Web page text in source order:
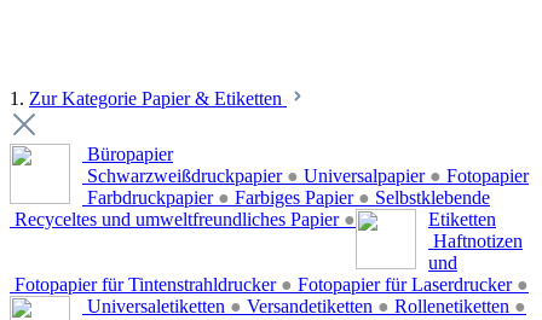
1. Zur Kategorie Papier & Etiketten
Büropapier
Schwarzweißdruckpapier ● Universalpapier ●
Farbdruckpapier ● Farbiges Papier ●
Recyceltes und umweltfreundliches Papier ●
Fotopapier
Fotopapier für Tintenstrahldrucker ● Fotopapier für Laserdrucker ●
Selbstklebende
Etiketten
Universaletiketten ● Versandetiketten ● Rollenetiketten ●
Haftnotizen
und